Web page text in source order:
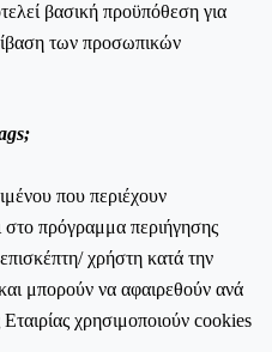
βασική προϋπόθεση για
των προσωπικών
;
που περιέχουν
στο πρόγραμμα περιήγησης
χρήστη κατά την
μπορούν να αφαιρεθούν ανά
χρησιμοποιούν cookies